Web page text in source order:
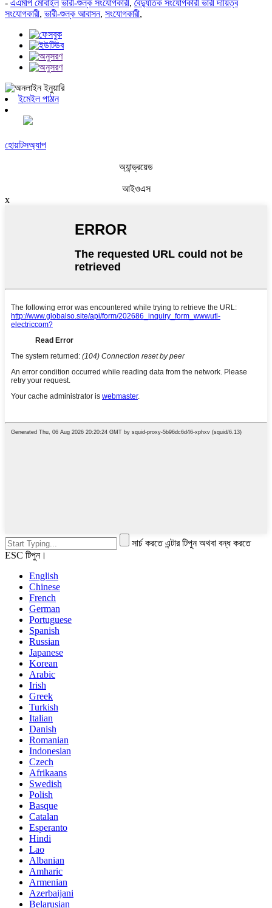
- এএমপি মোবাইল ভারী-শুল্ক সংযোগকারী, বৈদ্যুতিক সংযোগকারী ভারী দায়িত্ব
সংযোগকারী, ভারী-শুল্ক আবাসন, সংযোগকারী,
ইমেইল পাঠান
হোয়াটসঅ্যাপ
অ্যান্ড্রয়েড
আইওএস
x
সার্চ করতে এন্টার টিপুন অথবা বন্ধ করতে
ESC টিপুন।
English
Chinese
French
German
Portuguese
Spanish
Russian
Japanese
Korean
Arabic
Irish
Greek
Turkish
Italian
Danish
Romanian
Indonesian
Czech
Afrikaans
Swedish
Polish
Basque
Catalan
Esperanto
Hindi
Lao
Albanian
Amharic
Armenian
Azerbaijani
Belarusian